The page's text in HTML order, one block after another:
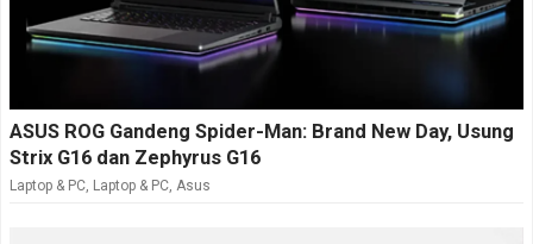
ASUS ROG Gandeng Spider-Man: Brand New Day, Usung
Strix G16 dan Zephyrus G16
Laptop & PC Laptop & PC Asus